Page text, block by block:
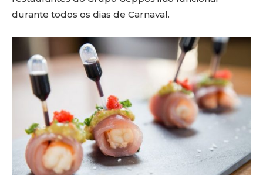
durante todos os dias de Carnaval.